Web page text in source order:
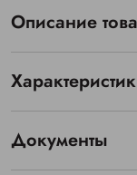
Описание
Документы